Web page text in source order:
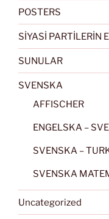
POSTERS
SİYASİ PARTİLERİN
SUNULAR
SVENSKA
AFFISCHER
ENGELSKA –
SVENSKA –
SVENSKA
Uncategorized